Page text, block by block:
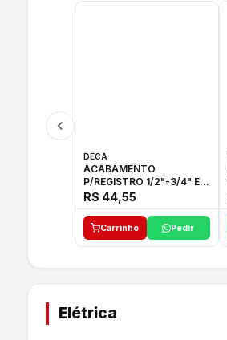
DECA
ACABAMENTO
P/REGISTRO 1/2"-3/4" E
1"C21.PQ DECA
R$ 44,55
Carrinho Pedir
Elétrica